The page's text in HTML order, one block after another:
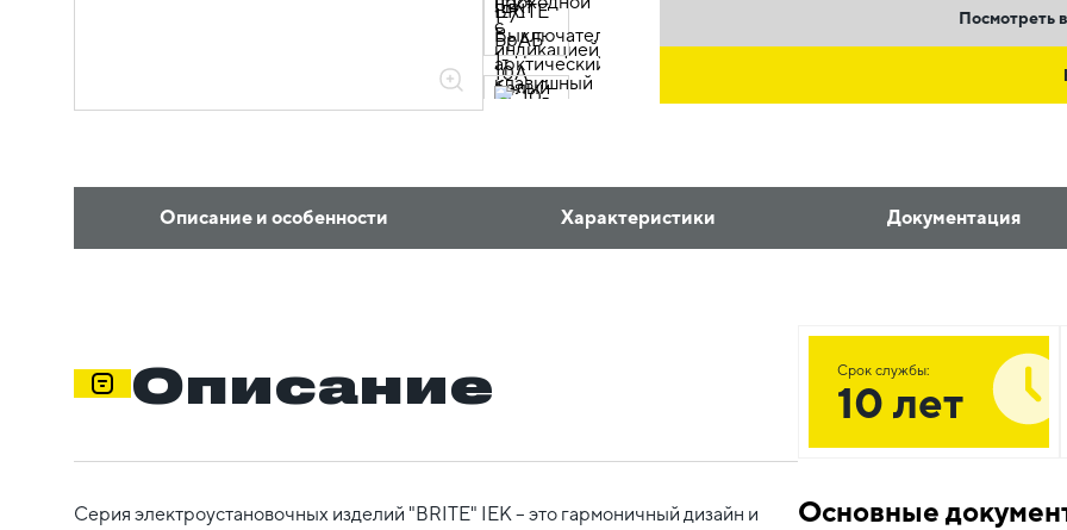
Посмотреть
Описание и особенности Характеристики Документация
Описание
Серия электроустановочных изделий "BRITE" IEK – это гармоничный дизайн и
Срок службы:
10 лет
Основные